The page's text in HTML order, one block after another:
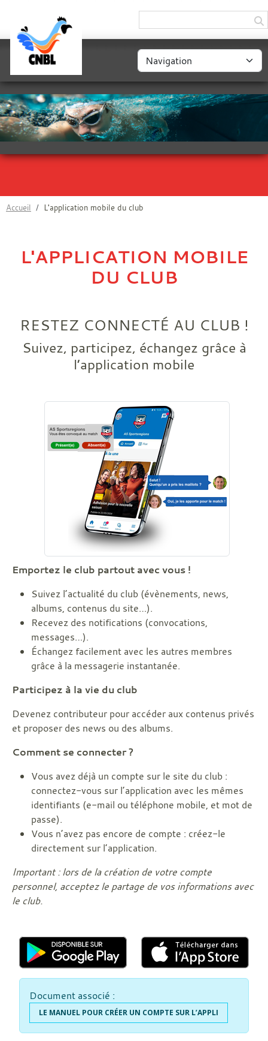
Accueil L'application mobile du club
L'APPLICATION MOBILE
DU CLUB
RESTEZ CONNECTÉ AU CLUB !
Suivez, participez, échangez grâce à
l’application mobile
Emportez le club partout avec vous !
Suivez l’actualité du club (évènements, news,
albums, contenus du site…).
Recevez des notifications (convocations,
messages…).
Échangez facilement avec les autres membres
grâce à la messagerie instantanée.
Participez à la vie du club
Devenez contributeur pour accéder aux contenus privés
et proposer des news ou des albums.
Comment se connecter ?
Vous avez déjà un compte sur le site du club :
connectez-vous sur l’application avec les mêmes
identifiants (e-mail ou téléphone mobile, et mot de
passe).
Vous n’avez pas encore de compte : créez-le
directement sur l’application.
Important : lors de la création de votre compte
personnel, acceptez le partage de vos informations avec
le club.
Document associé :
LE MANUEL POUR CRÉER UN COMPTE SUR L’APPLI